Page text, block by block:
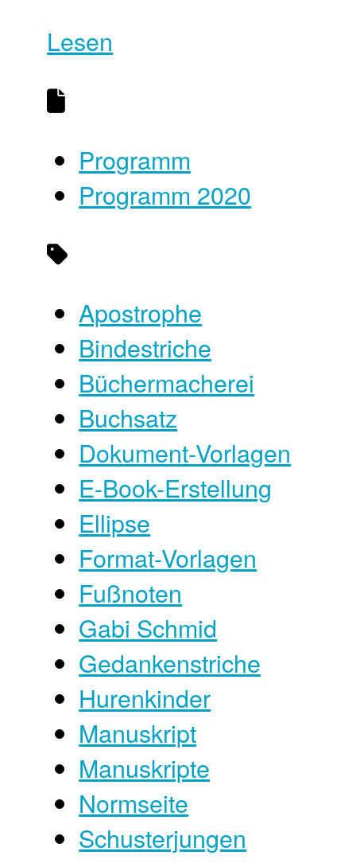
Lesen
Programm
Programm 2020
Apostrophe
Bindestriche
Büchermacherei
Buchsatz
Dokument-Vorlagen
E-Book-Erstellung
Ellipse
Format-Vorlagen
Fußnoten
Gabi Schmid
Gedankenstriche
Hurenkinder
Manuskript
Manuskripte
Normseite
Schusterjungen